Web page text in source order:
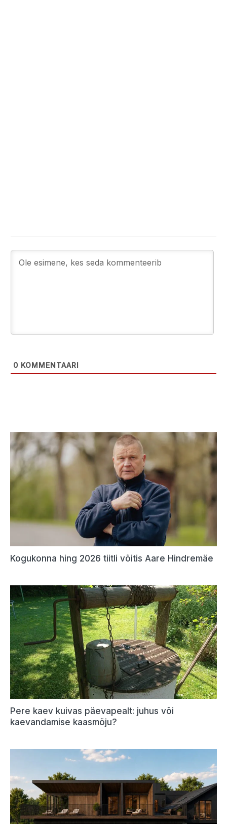
0 KOMMENTAARI
Kogukonna hing 2026 tiitli võitis Aare Hindremäe
Pere kaev kuivas päevapealt: juhus või
kaevandamise kaasmõju?